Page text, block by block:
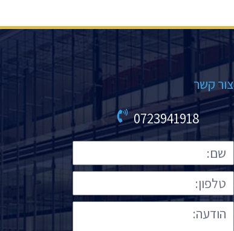
צור קשר
0723941918